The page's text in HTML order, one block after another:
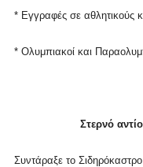
* Εγγραφές σε αθλητικούς
* Ολυμπιακοί και
Στερνό
Συντάραξε το